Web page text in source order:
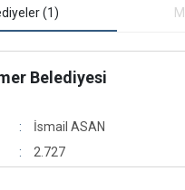
(1)
Belediyesi
İsmail ASAN
2.727